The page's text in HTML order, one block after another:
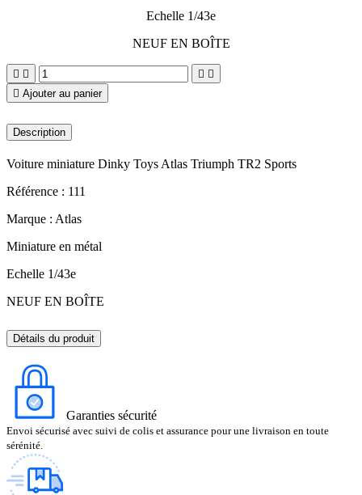
Echelle 1/43e
NEUF EN BOÎTE
   
 Ajouter au panier
Description
Voiture miniature Dinky Toys Atlas Triumph TR2 Sports
Référence : 111
Marque : Atlas
Miniature en métal
Echelle 1/43e
NEUF EN BOÎTE
Détails du produit
Garanties sécurité
Envoi sécurisé avec suivi de colis et assurance pour une livraison en toute
sérénité.